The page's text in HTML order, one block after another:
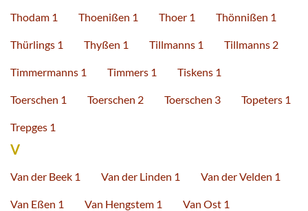
Thodam 1 Thoenißen 1 Thoer 1 Thönnißen 1
Thürlings 1 Thyßen 1 Tillmanns 1 Tillmanns 2
Timmermanns 1 Timmers 1 Tiskens 1
Toerschen 1 Toerschen 2 Toerschen 3 Topeters 1
Trepges 1
V
Van der Beek 1 Van der Linden 1 Van der Velden 1
Van Eßen 1 Van Hengstem 1 Van Ost 1